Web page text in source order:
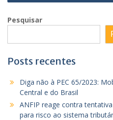
Pesquisar
Posts recentes
Diga não à PEC 65/2023:
Central e do Brasil
ANFIP reage contra
para risco ao sistema